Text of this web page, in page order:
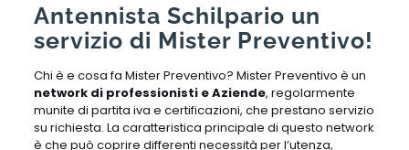
Antennista Schilpario un
servizio di Mister Preventivo!
Chi è e cosa fa Mister Preventivo? Mister Preventivo è un
network di professionisti e Aziende, regolarmente
munite di partita iva e certificazioni, che prestano servizio
su richiesta. La caratteristica principale di questo network
è che può coprire differenti necessità per l’utenza,